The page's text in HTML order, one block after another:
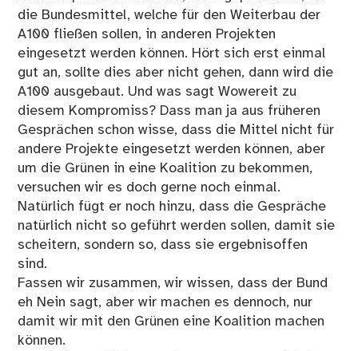
die Bundesmittel, welche für den Weiterbau der
A100 fließen sollen, in anderen Projekten
eingesetzt werden können. Hört sich erst einmal
gut an, sollte dies aber nicht gehen, dann wird die
A100 ausgebaut. Und was sagt Wowereit zu
diesem Kompromiss? Dass man ja aus früheren
Gesprächen schon wisse, dass die Mittel nicht für
andere Projekte eingesetzt werden können, aber
um die Grünen in eine Koalition zu bekommen,
versuchen wir es doch gerne noch einmal.
Natürlich fügt er noch hinzu, dass die Gespräche
natürlich nicht so geführt werden sollen, damit sie
scheitern, sondern so, dass sie ergebnisoffen
sind.
Fassen wir zusammen, wir wissen, dass der Bund
eh Nein sagt, aber wir machen es dennoch, nur
damit wir mit den Grünen eine Koalition machen
können.